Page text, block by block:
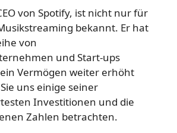
von Spotify, ist nicht nur für
bekannt. Er hat
von
und Start-ups
Vermögen weiter erhöht
uns einige seiner
Investitionen und die
Zahlen betrachten.